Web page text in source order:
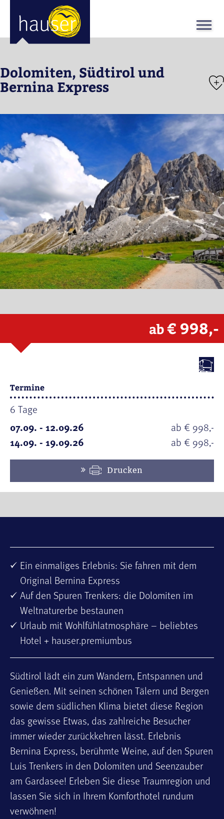
Dolomiten, Südtirol und
Bernina Express
ab€ 998,-
Termine
6 Tage
07.09. - 12.09.26
ab € 998,-
14.09. - 19.09.26
ab € 998,-
Drucken
Ein einmaliges Erlebnis: Sie fahren mit dem
Original Bernina Express
Auf den Spuren Trenkers: die Dolomiten im
Weltnaturerbe bestaunen
Urlaub mit Wohlfühlatmosphäre – beliebtes
Hotel + hauser.premiumbus
Südtirol lädt ein zum Wandern, Entspannen und
Genießen. Mit seinen schönen Tälern und Bergen
sowie dem südlichen Klima bietet diese Region
das gewisse Etwas, das zahlreiche Besucher
immer wieder zurückkehren lässt. Erlebnis
Bernina Express, berühmte Weine, auf den Spuren
Luis Trenkers in den Dolomiten und Seenzauber
am Gardasee! Erleben Sie diese Traumregion und
lassen Sie sich in Ihrem Komforthotel rundum
verwöhnen!